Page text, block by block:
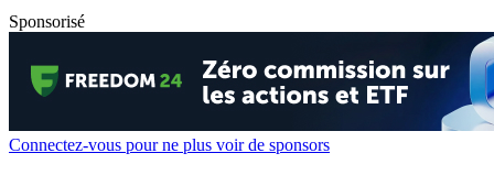
Sponsorisé
Connectez-vous pour ne plus voir de sponsors